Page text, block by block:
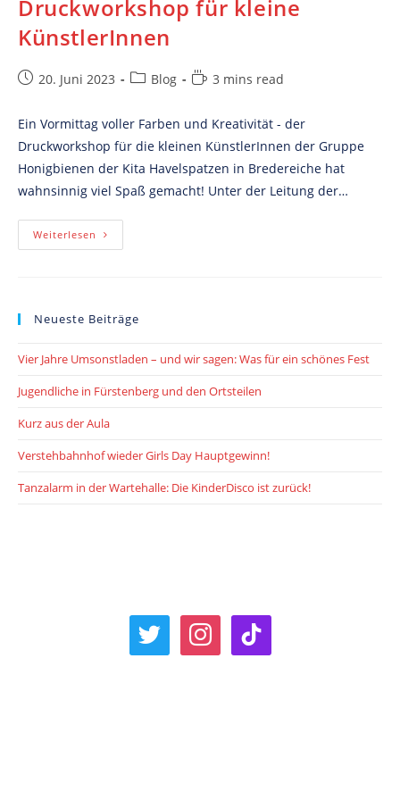
Druckworkshop für kleine
KünstlerInnen
Post20. Juni 2023
PostBlog
Reading
3 mins read
Ein Vormittag voller Farben und Kreativität - der
Druckworkshop für die kleinen KünstlerInnen der Gruppe
Honigbienen der Kita Havelspatzen in Bredereiche hat
wahnsinnig viel Spaß gemacht! Unter der Leitung der…
Weiterlesen Druckworkshop
Für
Neueste Beiträge
Vier Jahre Umsonstladen – und wir sagen: Was für ein schönes Fest
Jugendliche in Fürstenberg und den Ortsteilen
Kurz aus der Aula
Verstehbahnhof wieder Girls Day Hauptgewinn!
Tanzalarm in der Wartehalle: Die KinderDisco ist zurück!
twitter instagram tiktok